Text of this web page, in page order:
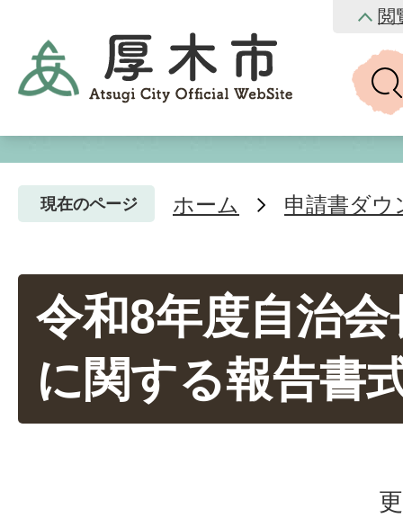
閲
現在のページ ホーム 申請書ダウ
令和8年度自治
に関する報告書